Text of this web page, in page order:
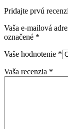
Pridajte prvú
Vaša e-mailová
označené *
Vaše hodnotenie *
Vaša recenzia *